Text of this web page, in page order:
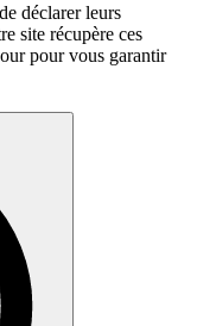
déclarer leurs
site récupère ces
pour vous garantir